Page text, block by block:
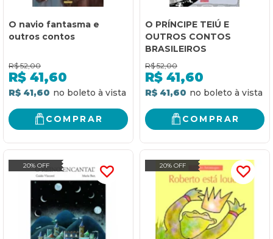
O navio fantasma e
outros contos
R$ 52,00
R$ 41,60
R$ 41,60
COMPRAR
O PRÍNCIPE TEIÚ E
OUTROS CONTOS
BRASILEIROS
R$ 52,00
R$ 41,60
R$ 41,60
COMPRAR
20% OFF 20% OFF